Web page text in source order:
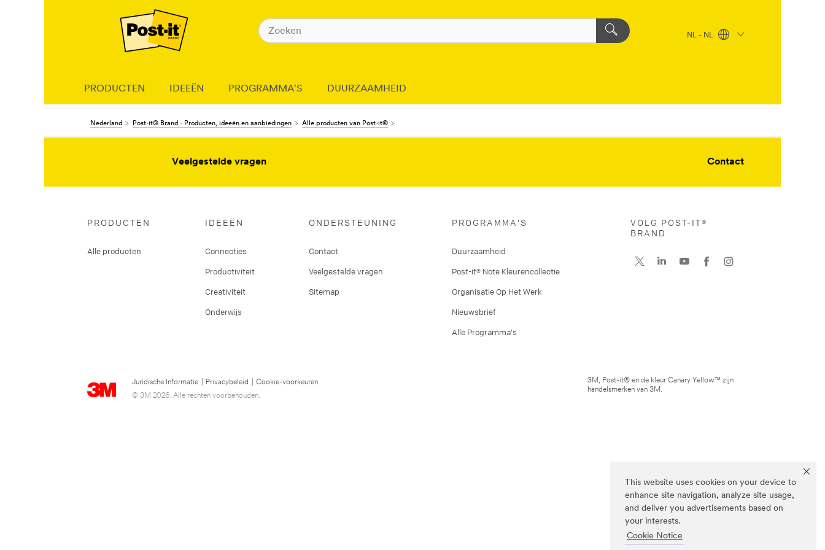
This website uses cookies on your device to
enhance site navigation, analyze site usage,
and deliver you advertisements based on
your interests.
Cookie Notice
NL - NL
PRODUCTEN IDEEËN PROGRAMMA'S DUURZAAMHEID
Nederland Post-it® Brand - Producten, ideeën en aanbiedingen Alle producten van Post-it®
Veelgestelde vragen Contact
PRODUCTEN
Alle producten
IDEEËN
Connecties
Productiviteit
Creativiteit
Onderwijs
ONDERSTEUNING
Contact
Veelgestelde vragen
Sitemap
PROGRAMMA'S
Duurzaamheid
Post-it® Note Kleurencollectie
Organisatie Op Het Werk
Nieuwsbrief
Alle Programma's
Juridische Informatie Privacybeleid
Cookie-voorkeuren
© 3M 2026. Alle rechten voorbehouden.
VOLG POST-IT®
BRAND
3M, Post-it® en de kleur Canary Yellow™ zijn
handelsmerken van 3M.